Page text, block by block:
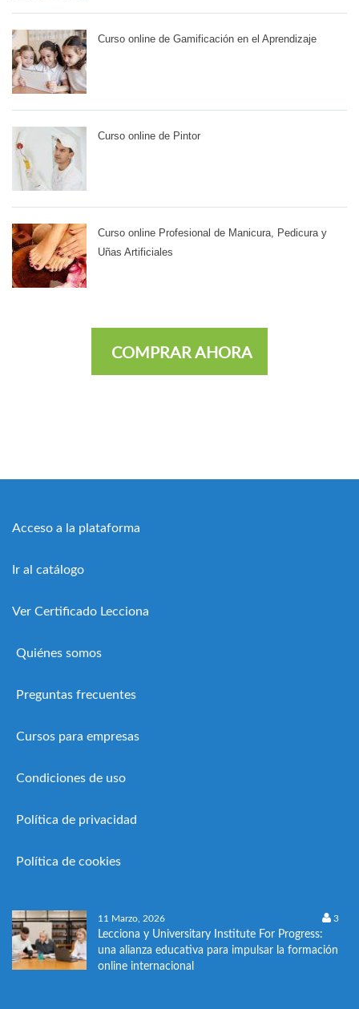
Curso online de Gamificación en el Aprendizaje
Curso online de Pintor
Curso online Profesional de Manicura, Pedicura y
Uñas Artificiales
COMPRAR AHORA
Acceso a la plataforma
Ir al catálogo
Ver Certificado Lecciona
Quiénes somos
Preguntas frecuentes
Cursos para empresas
Condiciones de uso
Política de privacidad
Política de cookies
11 Marzo, 2026 3
Lecciona y Universitary Institute For Progress:
una alianza educativa para impulsar la formación
online internacional